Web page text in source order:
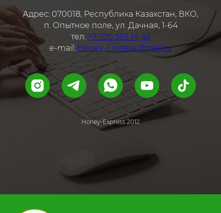
Адрес: 070018, Республика Казахстан, ВКО,
п. Опытное поле, ул. Дачная, 1-64
тел. +7 705 359 14 49
e-mail: Honey-Express@mail.ru
Honey-Express 2012